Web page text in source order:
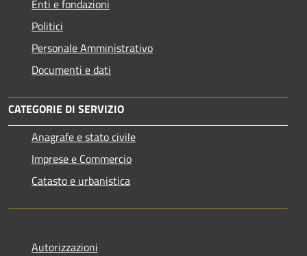
Enti e fondazioni
Politici
Personale Amministrativo
Documenti e dati
CATEGORIE DI SERVIZIO
Anagrafe e stato civile
Imprese e Commercio
Catasto e urbanistica
Autorizzazioni